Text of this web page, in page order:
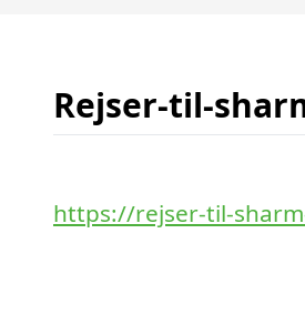
Rejser-til-
https://rejser-til-